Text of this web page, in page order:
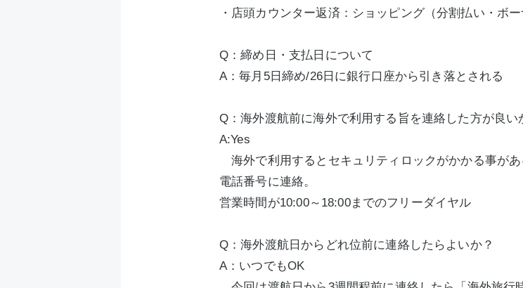
・店頭カウンター返済：ショッピング（分割払い・ボー
Q：締め日・支払日について
A：毎月5日締め/26日に銀行口座から引き落とされる
Q：海外渡航前に海外で利用する旨を連絡した方が良い
A:Yes
海外で利用するとセキュリティロックがかかる事が
電話番号に連絡。
営業時間が10:00～18:00までのフリーダイヤル
Q：海外渡航日からどれ位前に連絡したらよいか？
A：いつでもOK